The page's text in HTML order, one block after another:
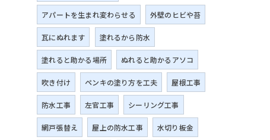
アパートを生まれ変わらせる 外壁のヒビや苔
瓦にぬれます 塗れるから防水
塗れると助かる場所 ぬれると助かるアソコ
吹き付け ペンキの塗り方を工夫 屋根工事
防水工事 左官工事 シーリング工事
網戸張替え 屋上の防水工事 水切り板金